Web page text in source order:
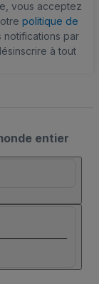
vous acceptez
politique de
notifications par
à tout
entier